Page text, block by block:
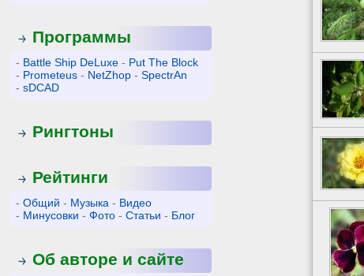
Программы
- Battle Ship DeLuxe - Put The Block
- Prometeus - NetZhop -SpectrAn
-sDCAD
Рингтоны
Рейтинги
-Общий - Музыка - Видео
- Минусовки -Фото -Статьи - Блог
Об авторе и сайте